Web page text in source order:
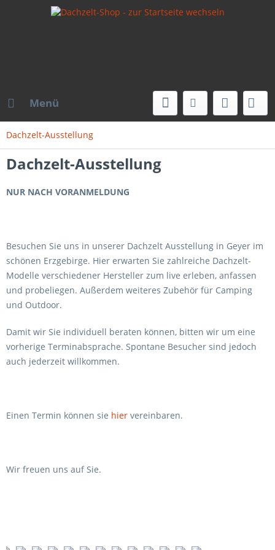
Menü
Dachzelt-Ausstellung
Dachzelt-Ausstellung
NUR NACH VORANMELDUNG
Besuchen Sie uns in unserer Dachzelt Ausstellung in Geyer im
schönen Erzgebirge. Hier erwarten Sie zahlreiche Dachzelt-
Modelle verschiedener Hersteller zum live erleben, anfassen
und probeliegen. Außerdem weiteres Zubehör für Camping
und Outdoor.
Damit wir Sie individuell beraten können, bitten wir um eine
vorherige Terminabsprache. Spontane Besucher sind jedoch
auch jederzeit willkommen.
Einen Termin können sie hier vereinbaren.
Wir freuen uns auf Sie.